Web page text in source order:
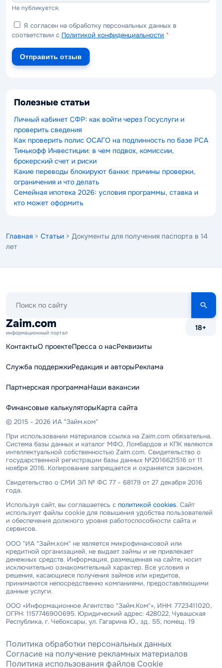
Не публикуется.
Я согласен на обработку персональных данных в
соответствии с Политикой конфиденциальности *
Отправить отзыв
Полезные статьи
Личный кабинет СФР: как войти через Госуслуги и
проверить сведения
Как проверить полис ОСАГО на подлинность по базе РСА
Тинькофф Инвестиции: в чем подвох, комиссии,
брокерский счет и риски
Какие переводы блокируют банки: причины проверки,
ограничения и что делать
Семейная ипотека 2026: условия программы, ставка и
кто может оформить
Главная > Статьи > Документы для получения паспорта в 14
лет
сайту
Zaim.com
информационный портал
18+
КонтактыО проектеПресса о насРеквизиты
Служба поддержкиРедакция и авторыРеклама
Партнерская программаНаши вакансии
Финансовые калькуляторыКарта сайта
© 2015 - 2026 ИА "Займ.ком"
При использовании материалов ссылка на Zaim.com обязательна.
Система базы данных и каталог МФО, Ломбардов и КПК являются
интеллектуальной собственностью Zaim.com. Свидетельство о
государственной регистрации базы данных №2016621516 от 11
ноября 2016. Копирование запрещается и охраняется законом.
Свидетельство о СМИ ЭЛ № ФС 77 - 68179 от 27 декабря 2016
года.
Используя сайт, вы соглашаетесь с политикой cookies. Сайт
использует файлы cookie для повышения удобства пользователей
и обеспечения должного уровня работоспособности сайта и
сервисов.
ООО "ИА "Займ.ком" не является микрофинансовой или
кредитной организацией, не выдает займы и не привлекает
денежных средств. Информация, размещенная на сайте, носит
исключительно ознакомительный характер. Все условия и
решения, касающиеся получения займов или кредитов,
принимаются непосредственно компаниями, предоставляющими
данные услуги.
ООО «Информационное Агентство "Займ.Ком"», ИНН: 7723411020,
ОГРН: 1157746900695. Юридический адрес: 428022, Чувашская
Республика, г. Чебоксары, ул. Гагарина Ю., зд. 55, помещ. 19
Политика обработки персональных данных
Согласие на получение рекламных материалов
Политика использования файлов Cookie